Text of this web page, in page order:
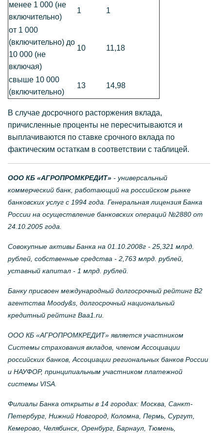
менее 1 000 (не
включительно)
1 1
от 1 000
(включительно) до
10 000 (не
включая)
10 11,18
свыше 10 000
(включительно)
13 14,98
В случае досрочного расторжения вклада,
причисленные проценты не пересчитываются и
выплачиваются по ставке срочного вклада по
фактическим остаткам в соответствии с таблицей.
ООО КБ «АГРОПРОМКРЕДИТ» - универсальный
коммерческий банк, работающий на российском рынке
банковских услуг с 1994 года. Генеральная лицензия Банка
России на осуществление банковских операций №2880 от
24.10.2005 года.
Совокупные активы Банка на 01.10.2008г - 25,321 млрд.
рублей, собственные средства - 2,763 млрд. рублей,
уставный капитал - 1 млрд. рублей.
Банку присвоен международный долгосрочный рейтинг B2
агентства Moody&s, долгосрочный национальный
кредитный рейтинг Baa1.ru.
ООО КБ «АГРОПРОМКРЕДИТ» является участником
Системы страхования вкладов, членом Ассоциации
российских банков, Ассоциации региональных банков России
и НАУФОР, принципиальным участником платежной
системы VISA.
Филиалы Банка открыты в 14 городах: Москва, Санкт-
Петербург, Нижний Новгород, Коломна, Пермь, Сургут,
Кемерово, Челябинск, Оренбург, Барнаул, Тюмень,